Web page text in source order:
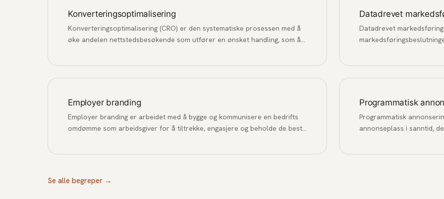
Konverteringsoptimalisering
Konverteringsoptimalisering (CRO) er den systematiske prosessen med å
øke andelen nettstedsbesøkende som utfører en ønsket handling, som å
Datadrevet
Datadrevet
Employer branding
Employer branding er arbeidet med å bygge og kommunisere en bedrifts
omdømme som arbeidsgiver for å tiltrekke, engasjere og beholde de beste
Programmatisk
Programmatisk
annonseplass i sanntid,
Se alle begreper →